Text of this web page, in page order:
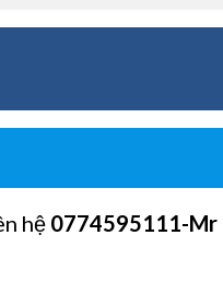
hệ 0774595111-Mr